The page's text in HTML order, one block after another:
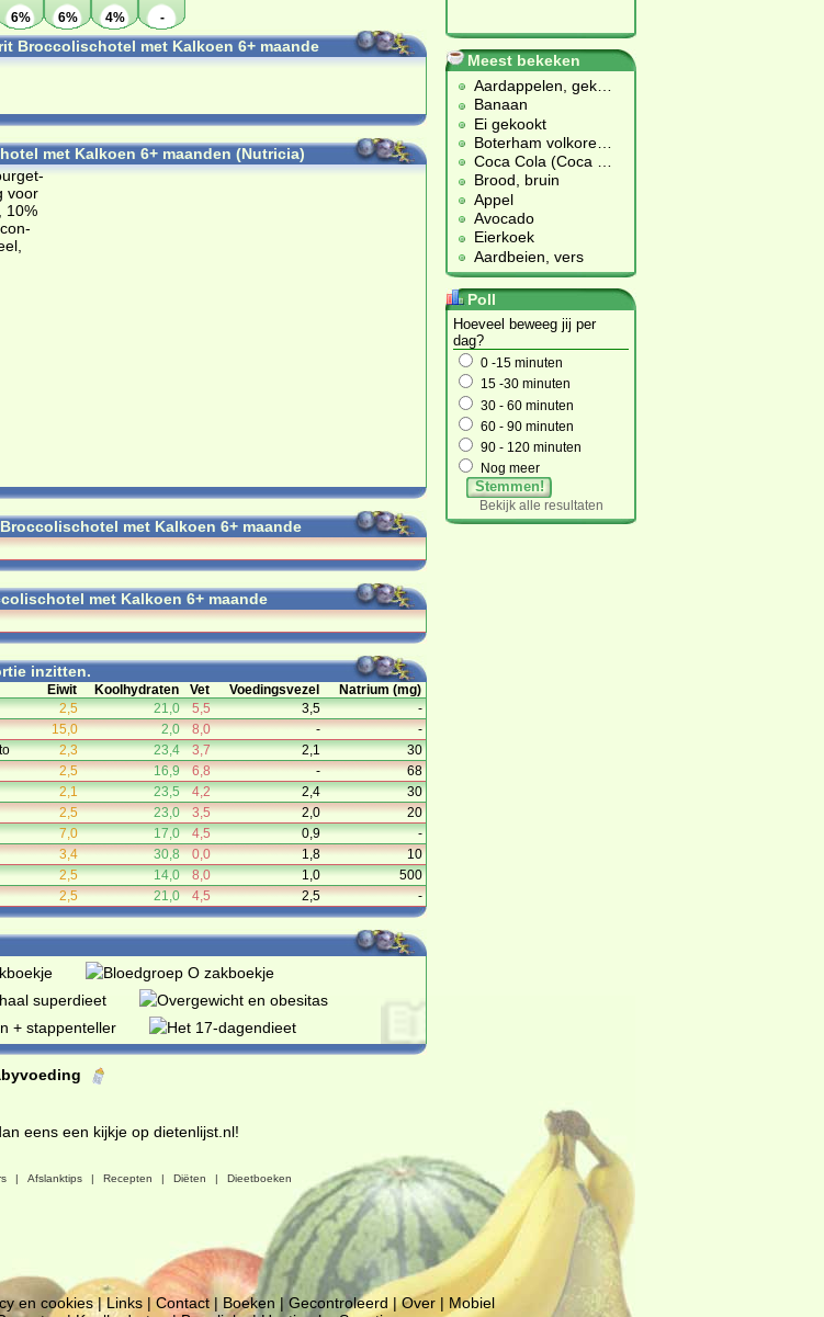
6%
6%
4%
-
Broccolischotel met Kalkoen 6+ maande
met Kalkoen 6+ maanden (Nutricia)
voor
10%
met Kalkoen 6+ maande
met Kalkoen 6+ maande
inzitten.
Eiwit Koolhydraten Vet Voedingsvezel
Natrium (mg)
2,5 21,0 5,5 3,5
-
15,0 2,0 8,0 -
-
2,3 23,4 3,7 2,1
30
2,5 16,9 6,8 -
68
2,1 23,5 4,2 2,4
30
2,5 23,0 3,5 2,0
20
7,0 17,0 4,5 0,9
-
3,4 30,8 0,0 1,8
10
2,5 14,0 8,0 1,0
500
2,5 21,0 4,5 2,5 -
eens een kijkje op dietenlijst.nl!
Meest bekeken
Aardappelen, gek
Banaan
Ei gekookt
Boterham volkore
Coca Cola (Coca
Brood, bruin
Appel
Avocado
Eierkoek
Aardbeien, vers
Poll
Hoeveel beweeg jij per
dag?
0 -15 minuten
15 -30 minuten
30 - 60 minuten
60 - 90 minuten
90 - 120 minuten
Nog meer
Stemmen!
Bekijk alle resultaten
| Afslanktips | Recepten | Diëten | Dieetboeken
en cookies|Links|Contact| Boeken | Gecontroleerd |Over| Mobiel